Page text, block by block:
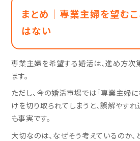
まとめ｜専業主婦を望む
はない
専業主婦を希望する婚活は、進め方次
ます。
ただし、今の婚活市場では「専業主婦
けを切り取られてしまうと、誤解やす
も事実です。
大切なのは、なぜそう考えているのか